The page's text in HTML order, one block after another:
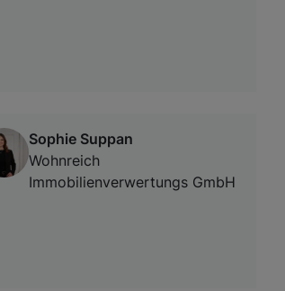
Sophie Suppan
Wohnreich
Immobilienverwertungs GmbH